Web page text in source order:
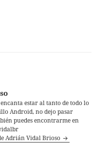
estar al tanto de todo lo
Android, no dejo pasar
puedes encontrarme en
Adrián Vidal Brioso